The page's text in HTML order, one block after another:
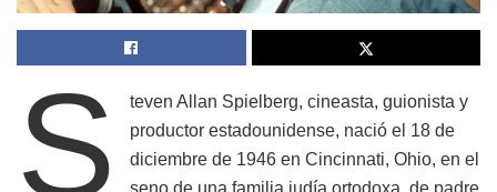
S
teven Allan Spielberg, cineasta, guionista y
productor estadounidense, nació el 18 de
diciembre de 1946 en Cincinnati, Ohio, en el
seno de una familia judía ortodoxa, de padre